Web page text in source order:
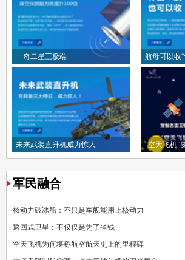
一奇二星三极端 航母可以收
未来武装直升机威力惊人 “空天飞机”
军民融合
· 核动力破冰船：不只是军舰能用上核动力
· 返回式卫星：不仅仅是为了省钱
· 空天飞机为何堪称航空航天史上的里程碑